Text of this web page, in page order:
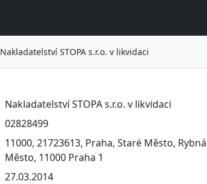
Nakladatelství STOPA s.r.o. v likvidaci
Nakladatelství STOPA s.r.o. v likvidaci
02828499
11000, 21723613, Praha, Staré Město,
Město, 11000 Praha 1
27.03.2014